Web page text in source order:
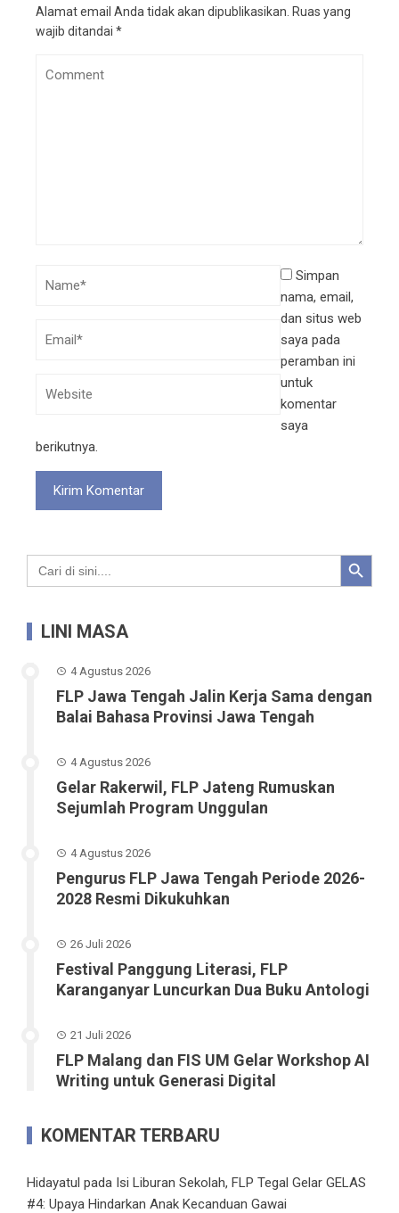
Alamat email Anda tidak akan dipublikasikan. Ruas yang
wajib ditandai *
Simpan
nama, email,
dan situs web
saya pada
peramban ini
untuk
komentar
saya
berikutnya.
Search
for:
Search Button
LINI MASA
4 Agustus 2026
FLP Jawa Tengah Jalin Kerja Sama dengan
Balai Bahasa Provinsi Jawa Tengah
4 Agustus 2026
Gelar Rakerwil, FLP Jateng Rumuskan
Sejumlah Program Unggulan
4 Agustus 2026
Pengurus FLP Jawa Tengah Periode 2026-
2028 Resmi Dikukuhkan
26 Juli 2026
Festival Panggung Literasi, FLP
Karanganyar Luncurkan Dua Buku Antologi
21 Juli 2026
FLP Malang dan FIS UM Gelar Workshop AI
Writing untuk Generasi Digital
KOMENTAR TERBARU
Hidayatul pada Isi Liburan Sekolah, FLP Tegal Gelar GELAS
#4: Upaya Hindarkan Anak Kecanduan Gawai